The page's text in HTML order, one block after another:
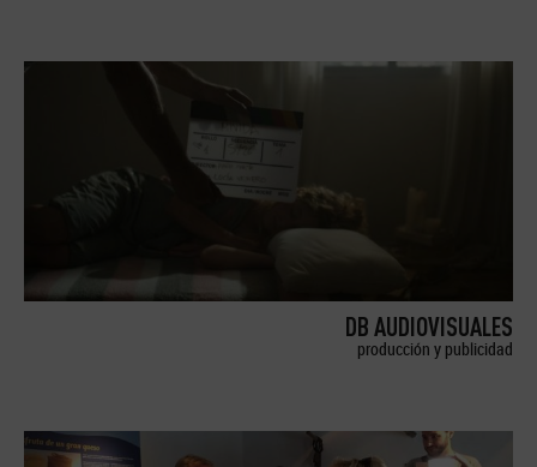
DB AUDIOVISUALES
producción y publicidad